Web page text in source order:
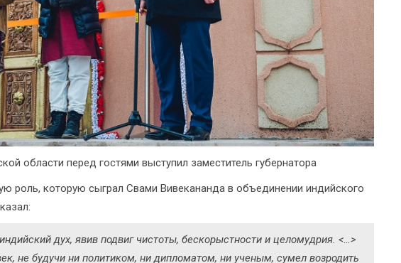
области перед гостями выступил заместитель губернатора
роль, которую сыграл Свами Вивекананда в объединении индийского
дух, явив подвиг чистоты, бескорыстности и целомудрия. <…>
не будучи ни политиком, ни дипломатом, ни ученым, сумел возродить